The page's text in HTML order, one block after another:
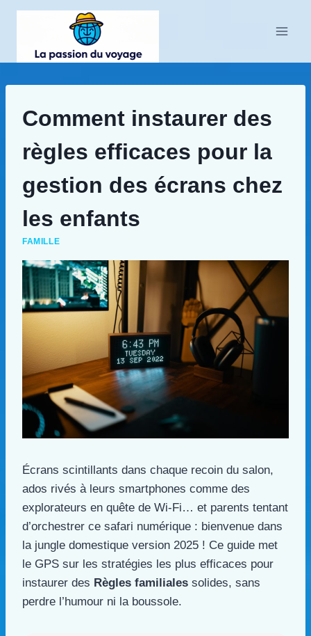
Aller
contenu
Comment instaurer des
règles efficaces pour la
gestion des écrans chez
les enfants
FAMILLE
Écrans scintillants dans chaque recoin du salon,
ados rivés à leurs smartphones comme des
explorateurs en quête de Wi-Fi… et parents tentant
d’orchestrer ce safari numérique : bienvenue dans
la jungle domestique version 2025 ! Ce guide met
le GPS sur les stratégies les plus efficaces pour
instaurer des Règles familiales solides, sans
perdre l’humour ni la boussole.